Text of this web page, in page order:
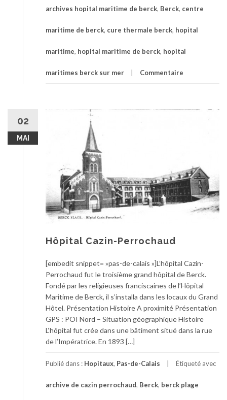
archives hopital maritime de berck, Berck, centre
maritime de berck, cure thermale berck, hopital
maritime, hopital maritime de berck, hopital
maritimes berck sur mer Commentaire
02
MAI
Hôpital Cazin-Perrochaud
[embedit snippet= »pas-de-calais »]L’hôpital Cazin-
Perrochaud fut le troisième grand hôpital de Berck.
Fondé par les religieuses franciscaines de l’Hôpital
Maritime de Berck, il s’installa dans les locaux du Grand
Hôtel. Présentation Histoire A proximité Présentation
GPS : POI Nord – Situation géographique Histoire
L‘hôpital fut crée dans une bâtiment situé dans la rue
de l’Impératrice. En 1893 […]
Publié dans : Hopitaux, Pas-de-Calais Étiqueté avec
archive de cazin perrochaud, Berck, berck plage